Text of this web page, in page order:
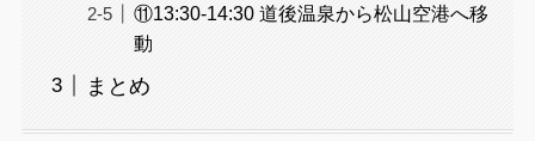
⑪13:30-14:30 道後温泉から松山空港へ移
動
まとめ